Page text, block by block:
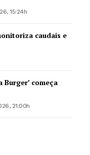
15:24h
caudais e
Burger’ começa
21:00h